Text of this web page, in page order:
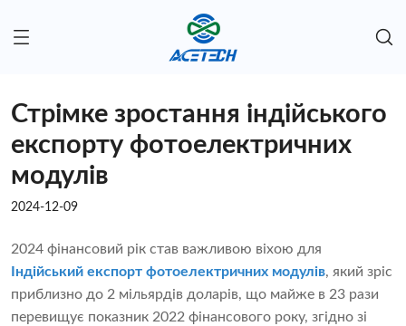
Стрімке зростання індійського
експорту фотоелектричних
модулів
2024-12-09
2024 фінансовий рік став важливою віхою для
Індійський експорт фотоелектричних модулів, який зріс
приблизно до 2 мільярдів доларів, що майже в 23 рази
перевищує показник 2022 фінансового року, згідно зі